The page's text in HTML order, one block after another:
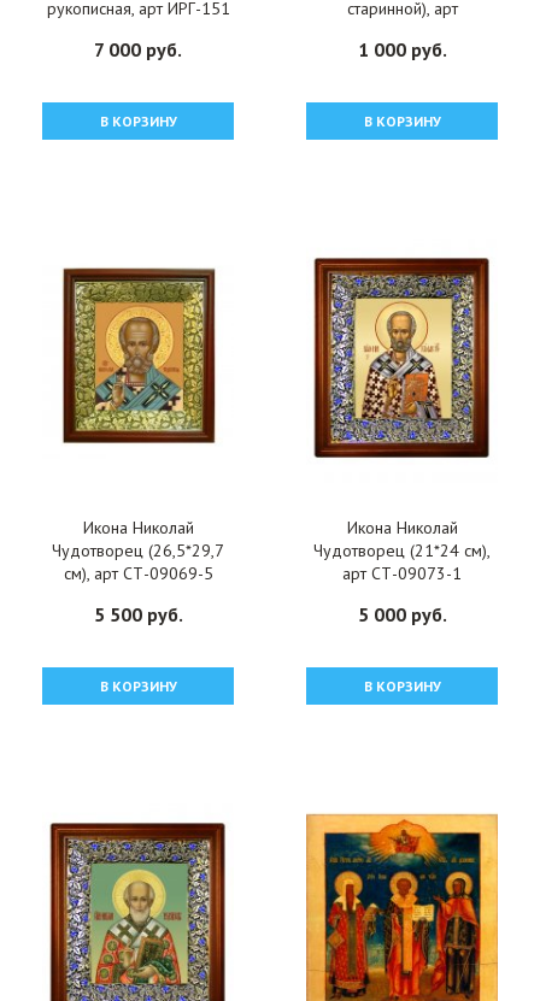
рукописная, арт ИРГ-151
7 000 руб.
В КОРЗИНУ
старинной), арт
1 000 руб.
В КОРЗИНУ
Икона Николай
Чудотворец (26,5*29,7
см), арт СТ-09069-5
5 500 руб.
В КОРЗИНУ
Икона Николай
Чудотворец (21*24 см),
арт СТ-09073-1
5 000 руб.
В КОРЗИНУ